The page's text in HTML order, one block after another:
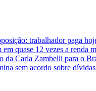
trabalhador paga
quase 12 vezes a renda
da Carla Zambelli para o
sem acordo sobre